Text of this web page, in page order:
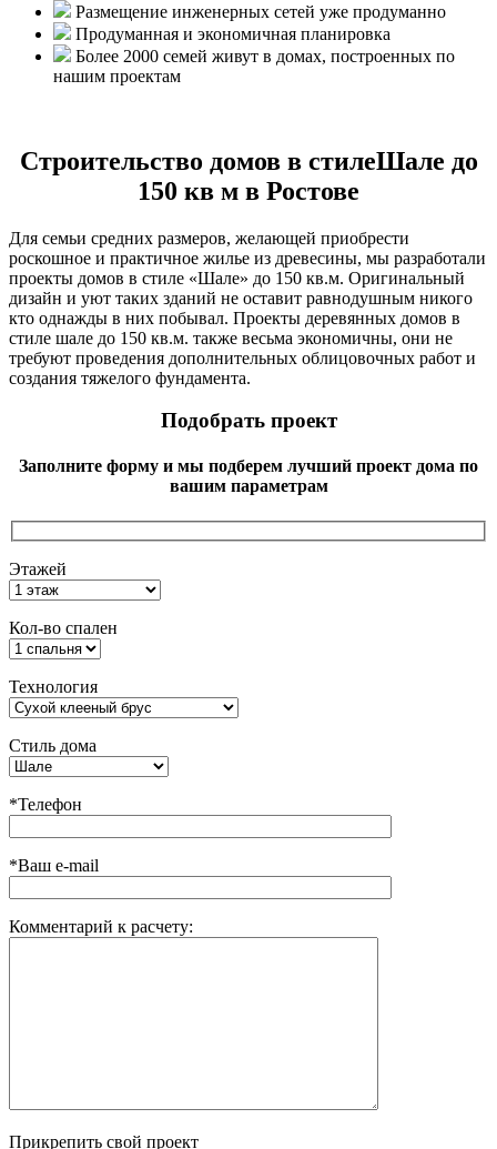
Размещение инженерных сетей уже продуманно
Продуманная и экономичная планировка
Более 2000 семей живут в домах, построенных по
нашим проектам
Строительство домов в стилеШале до
150 кв м в Ростове
Для семьи средних размеров, желающей приобрести
роскошное и практичное жилье из древесины, мы разработали
проекты домов в стиле «Шале» до 150 кв.м. Оригинальный
дизайн и уют таких зданий не оставит равнодушным никого
кто однажды в них побывал. Проекты деревянных домов в
стиле шале до 150 кв.м. также весьма экономичны, они не
требуют проведения дополнительных облицовочных работ и
создания тяжелого фундамента.
Подобрать проект
Заполните форму и мы подберем лучший проект дома по
вашим параметрам
Этажей
Кол-во спален
Технология
Стиль дома
*Телефон
*Ваш e-mail
Комментарий к расчету:
Прикрепить свой проект